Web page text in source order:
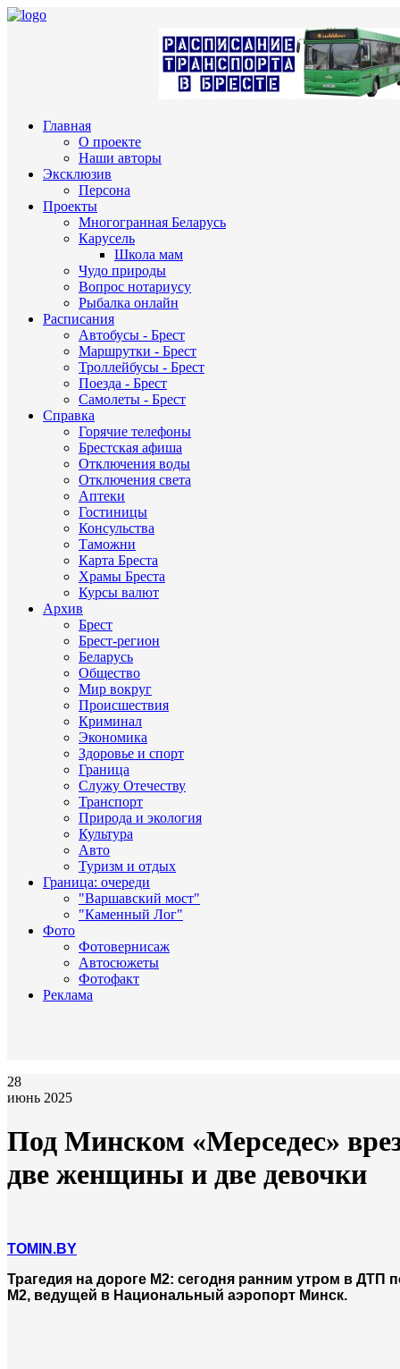
Главная
О проекте
Наши авторы
Эксклюзив
Персона
Проекты
Многогранная Беларусь
Карусель
Школа мам
Чудо природы
Вопрос нотариусу
Рыбалка онлайн
Расписания
Автобусы - Брест
Маршрутки - Брест
Троллейбусы - Брест
Поезда - Брест
Самолеты - Брест
Справка
Горячие телефоны
Брестская афиша
Отключения воды
Отключения света
Аптеки
Гостиницы
Консульства
Таможни
Карта Бреста
Храмы Бреста
Курсы валют
Архив
Брест
Брест-регион
Беларусь
Общество
Мир вокруг
Происшествия
Криминал
Экономика
Здоровье и спорт
Граница
Служу Отечеству
Транспорт
Природа и экология
Культура
Авто
Туризм и отдых
Граница: очереди
"Варшавский мост"
"Каменный Лог"
Фото
Фотовернисаж
Автосюжеты
Фотофакт
Реклама
28
июнь 2025
Под Минском «Мерседес»
две женщины и две девочки
TOMIN.BY
Трагедия на дороге М2: сегодня ранним утром в ДТП
М2, ведущей в Национальный аэропорт Минск.